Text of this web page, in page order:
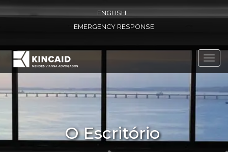
ENGLISH
EMERGENCY RESPONSE
O Escritório